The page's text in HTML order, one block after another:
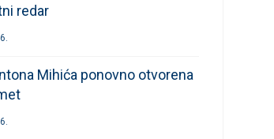
redar
Mihića ponovno otvorena